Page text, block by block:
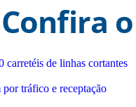
Confira
carretéis de linhas cortantes
tráfico e receptação